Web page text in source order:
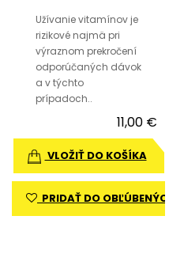
Užívanie vitamínov je
rizikové najmä pri
výraznom prekročení
odporúčaných dávok
a v týchto
prípadoch..
11,00 €
VLOŽIŤ DO KOŠÍKA
PRIDAŤ DO OBĽÚBENÝCH